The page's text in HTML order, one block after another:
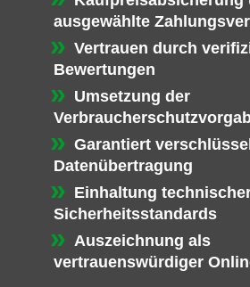
ausgewählte
Vertrauen durch
Bewertungen
Umsetzung der
Garantiert
Datenübertragung
Einhaltung
Sicherheitsstandards
Auszeichnung als
vertrauenswürdiger